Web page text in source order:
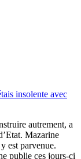
insolente avec
autrement, a
Mazarine
est parvenue.
publie ces jours-ci